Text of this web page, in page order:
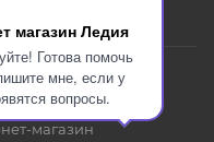
магазин Ледия
Готова помочь
мне, если у
вопросы.
магазин